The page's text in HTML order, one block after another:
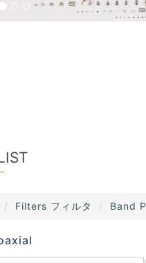
Filters フィルタ Band